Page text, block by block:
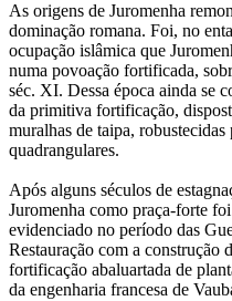
As origens de Juromenha
dominação romana. Foi, no
ocupação islâmica que
numa povoação fortificada,
séc. XI. Dessa época ainda se
da primitiva fortificação,
muralhas de taipa, robustecidas
quadrangulares.
Após alguns séculos de
Juromenha como praça-forte
evidenciado no período das
Restauração com a construção
fortificação abaluartada de
da engenharia francesa de